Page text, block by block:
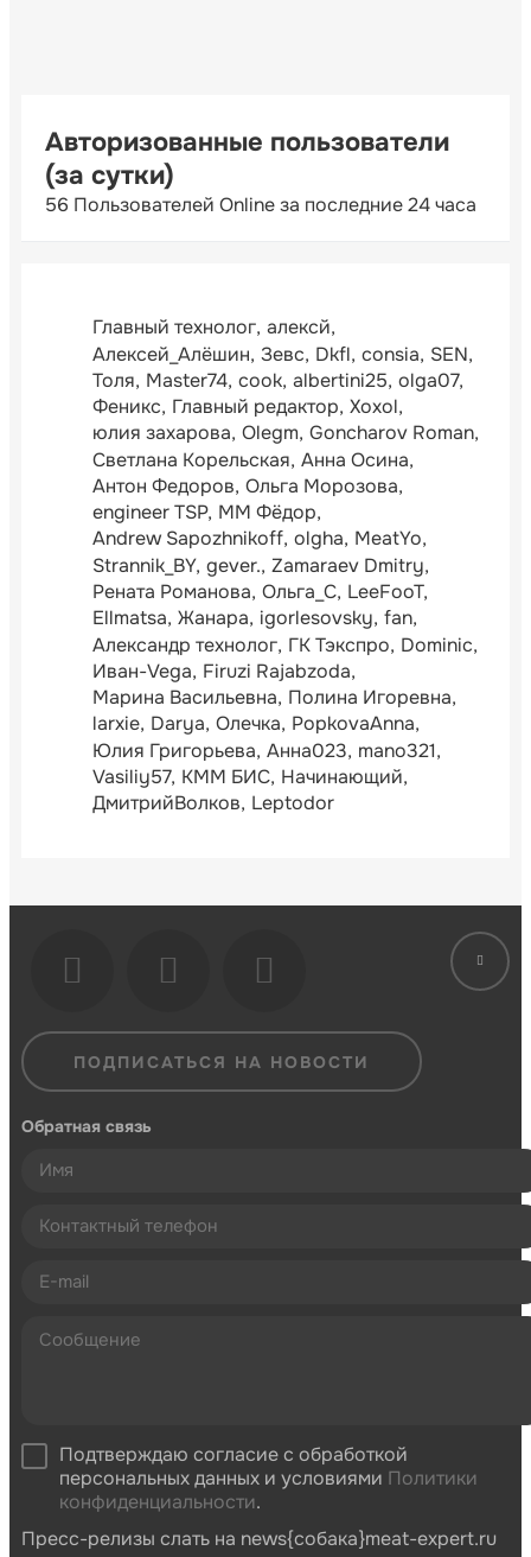
Авторизованные пользователи
(за сутки)
56 Пользователей Online за последние 24 часа
Главный технолог алексй
Алексей_Алёшин Зевс Dkfl consia SEN
Толя Master74 cook albertini25 olga07
Феникс Главный редактор Xoxol
юлия захарова Olegm Goncharov Roman
Светлана Корельская Анна Осина
Антон Федоров Ольга Морозова
engineer TSP ММ Фёдор
Andrew Sapozhnikoff olgha MeatYo
Strannik_BY gever. Zamaraev Dmitry
Рената Романова Ольга_С LeeFooT
Ellmatsa Жанара igorlesovsky fan
Александр технолог ГК Тэкспро Dominic
Иван-Vega Firuzi Rajabzoda
Марина Васильевна Полина Игоревна
larxie Darya Олечка PopkovaAnna
Юлия Григорьева Анна023 mano321
Vasiliy57 КММ БИС Начинающий
ДмитрийВолков Leptodor
ПОДПИСАТЬСЯ НА НОВОСТИ
Обратная связь
Подтверждаю согласие с обработкой
персональных данных и условиями Политики
конфиденциальности.
Пресс-релизы слать на news{собака}meat-expert.ru